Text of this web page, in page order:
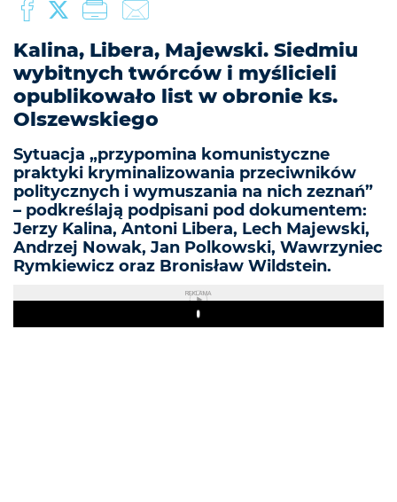
Kalina, Libera, Majewski. Siedmiu
wybitnych twórców i myślicieli
opublikowało list w obronie ks.
Olszewskiego
Sytuacja „przypomina komunistyczne
praktyki kryminalizowania przeciwników
politycznych i wymuszania na nich zeznań”
– podkreślają podpisani pod dokumentem:
Jerzy Kalina, Antoni Libera, Lech Majewski,
Andrzej Nowak, Jan Polkowski, Wawrzyniec
Rymkiewicz oraz Bronisław Wildstein.
REKLAMA
Play